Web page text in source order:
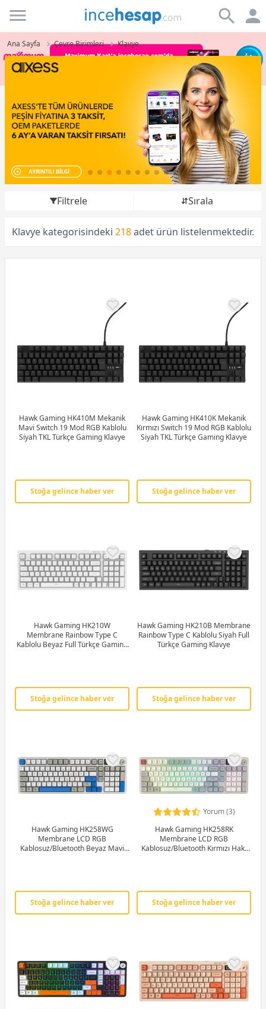
Incehesap
Ana Sayfa Çevre Birimleri Klavye
Filtrele Sırala
Klavye kategorisindeki 218adet ürün listelenmektedir.
Hawk Gaming HK410M Mekanik
Mavi Switch 19 Mod RGB Kablolu
Siyah TKL Türkçe Gaming Klavye
Stoğa gelince haber ver
Hawk Gaming HK410K Mekanik
Kırmızı Switch 19 Mod RGB Kablolu
Siyah TKL Türkçe Gaming Klavye
Stoğa gelince haber ver
Hawk Gaming HK210W
Membrane Rainbow Type C
Kablolu Beyaz Full Türkçe Gaming
Stoğa gelince haber ver
Hawk Gaming HK210B Membrane
Rainbow Type C Kablolu Siyah Full
Türkçe Gaming Klavye
Stoğa gelince haber ver
Hawk Gaming HK258WG
Membrane LCD RGB
Kablosuz/Bluetooth Beyaz Mavi
Stoğa gelince haber ver
Yorum (3)
Hawk Gaming HK258RK
Membrane LCD RGB
Kablosuz/Bluetooth Kırmızı Haki
Stoğa gelince haber ver